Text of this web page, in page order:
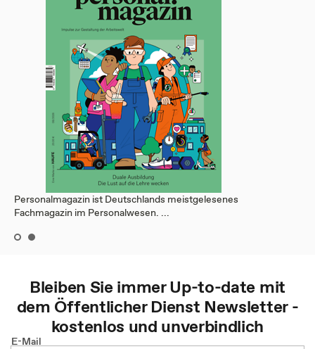
Personalmagazin ist Deutschlands meistgelesenes
Fachmagazin im Personalwesen. ...
Bleiben Sie immer Up-to-date mit
dem Öffentlicher Dienst Newsletter -
kostenlos und unverbindlich
E-Mail